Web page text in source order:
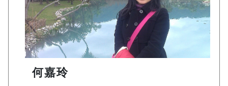
何嘉玲